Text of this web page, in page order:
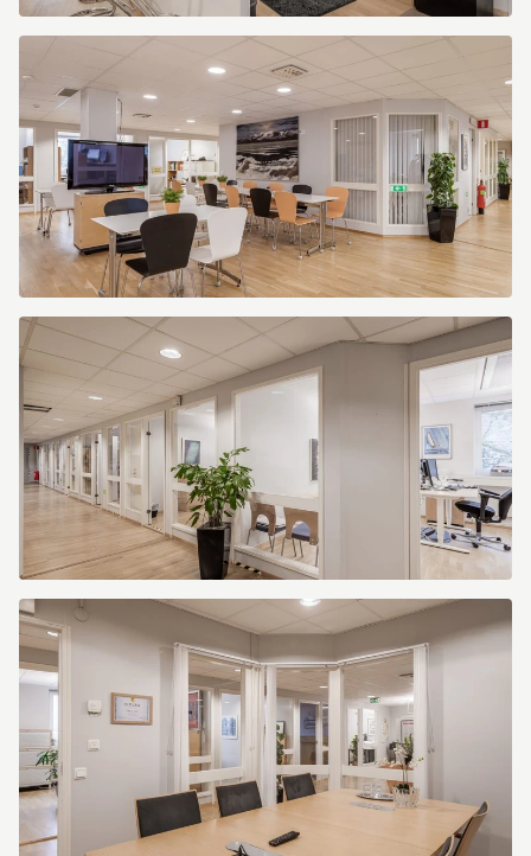
Södra
Gubberogatan
Södra
Gubberogatan
8
Södra
Gubberogatan
8